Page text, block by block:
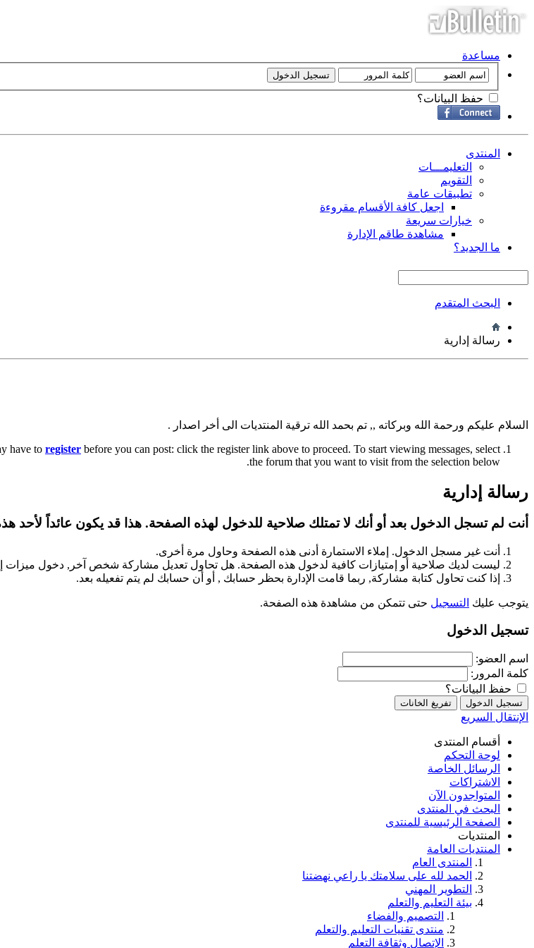
مساعدة
حفظ البيانات؟
المنتدى
التعليمـــات
التقويم
تطبيقات عامة
اجعل كافة الأقسام مقروءة
خيارات سريعة
مشاهدة طاقم الإدارة
ما الجديد؟
البحث المتقدم
رسالة إدارية
السلام عليكم ورحمة الله وبركاته ,, تم بحمد الله ترقية المنتديات الى أخر اصدار .
have to register before you can post: click the register link above to proceed. To start viewing messages, select
the forum that you want to visit from the selection below.
رسالة إدارية
أنت لم تسجل الدخول بعد أو أنك لا تمتلك صلاحية للدخول لهذه الصفحة. هذا قد يكون عائداً لأحد
أنت غير مسجل الدخول. إملاء الاستمارة أدنى هذه الصفحة وحاول مرة أخرى.
ليست لديك صلاحية أو إمتيازات كافية لدخول هذه الصفحة. هل تحاول تعديل مشاركة شخص آخر, دخول ميزات
إذا كنت تحاول كتابة مشاركة, ربما قامت الإدارة بحظر حسابك , أو أن حسابك لم يتم تفعيله بعد.
يتوجب عليك التسجيل حتى تتمكن من مشاهدة هذه الصفحة.
تسجيل الدخول
اسم العضو:
كلمة المرور:
حفظ البيانات؟
الإنتقال السريع
أقسام المنتدى
لوحة التحكم
الرسائل الخاصة
الاشتراكات
المتواجدون الآن
البحث في المنتدى
الصفحة الرئيسية للمنتدى
المنتديات
المنتديات العامة
المنتدى العام
الحمد لله على سلامتك يا راعي نهضتنا
التطوير المهني
بيئة التعليم والتعلم
التصميم والفضاء
منتدى تقنيات التعليم والتعلم
الإتصال وثقافة التعلم